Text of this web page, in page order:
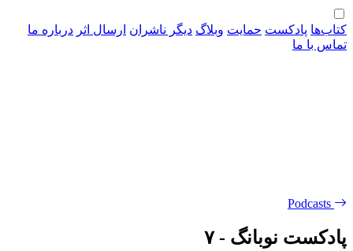
کتاب‌ها پادکست حمایت وبلاگ دیگر ناشران ارسال اثر درباره ‌ما
تماس با ما
پادکست نوبانگ - ۷